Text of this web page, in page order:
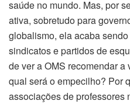
saúde no mundo. Mas, por
ativa, sobretudo para
globalismo, ela acaba
sindicatos e partidos de
de ver a OMS recomendar
qual será o empecilho? Por
associações de professores